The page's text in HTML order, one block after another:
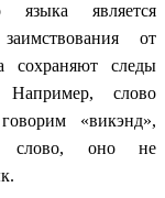
языка является
от
сохраняют следы
Например, слово
«викэнд»,
слово, оно не